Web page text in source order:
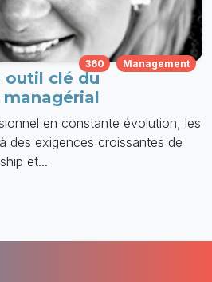
360 Management
outil clé du
en constante évolution, les
des exigences croissantes de
et...